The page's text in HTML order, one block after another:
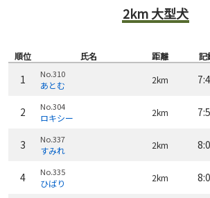
2km 大型犬
順位 氏名 距離 記
1 No.310
あとむ 2km
2 No.304
ロキシー 2km
3 No.337
すみれ 2km
4 No.335
ひばり 2km